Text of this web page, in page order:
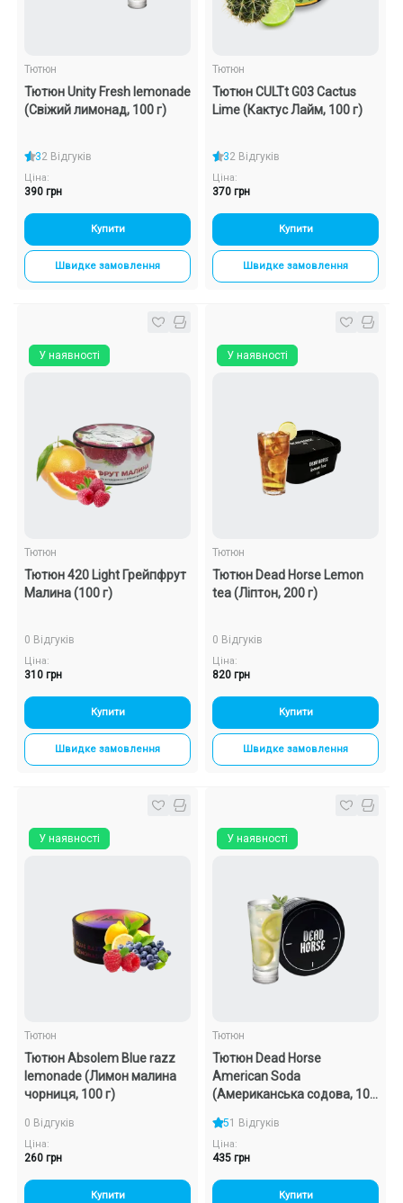
Тютюн
Тютюн Unity Fresh lemonade
(Свіжий лимонад, 100 г)
32 Відгуків
Ціна:
390 грн
Купити
Швидке замовлення
Тютюн
Тютюн CULTt G03 Cactus
Lime (Кактус Лайм, 100 г)
32 Відгуків
Ціна:
370 грн
Купити
Швидке замовлення
У наявності
Тютюн
Тютюн 420 Light Грейпфрут
Малина (100 г)
0 Відгуків
Ціна:
310 грн
Купити
Швидке замовлення
У наявності
Тютюн
Тютюн Dead Horse Lemon
tea (Ліптон, 200 г)
0 Відгуків
Ціна:
820 грн
Купити
Швидке замовлення
У наявності
Тютюн
Тютюн Absolem Blue razz
lemonade (Лимон малина
чорниця, 100 г)
0 Відгуків
Ціна:
260 грн
Купити
У наявності
Тютюн
Тютюн Dead Horse
American Soda
(Американська содова, 100
51 Відгуків
Ціна:
435 грн
Купити